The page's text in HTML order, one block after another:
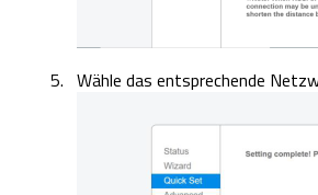
Wähle das entsprechende